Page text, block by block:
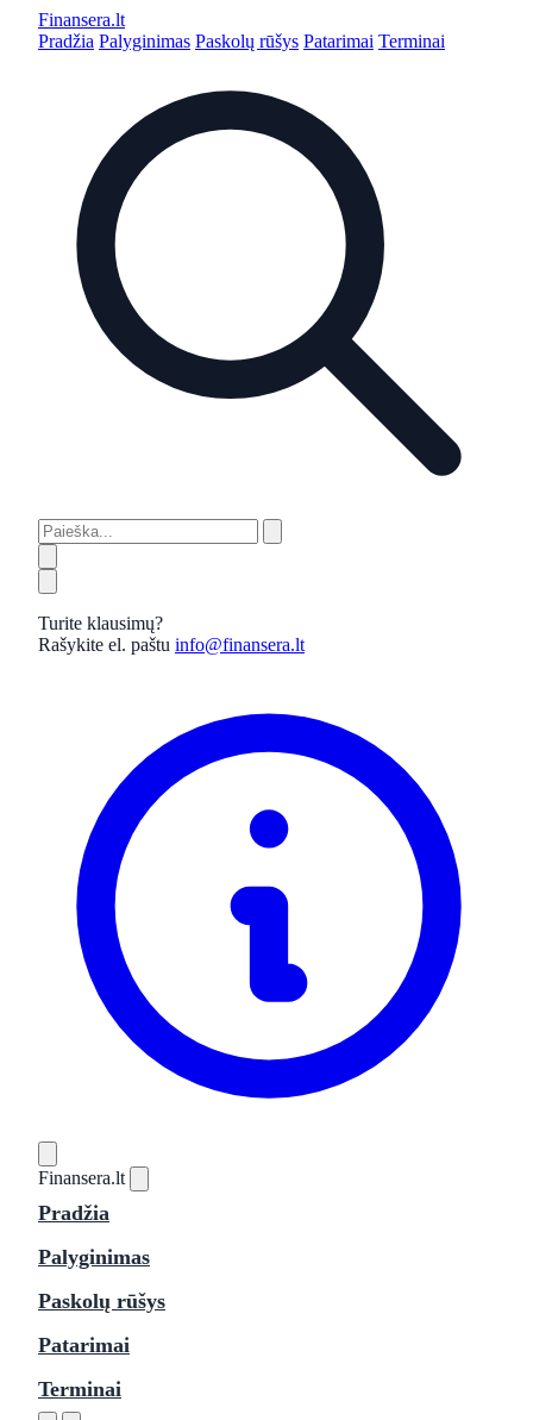
Finansera.lt
Pradžia Palyginimas Paskolų rūšys Patarimai Terminai
Turite klausimų?
Rašykite el. paštu info@finansera.lt
Finansera.lt
Pradžia
Palyginimas
Paskolų rūšys
Patarimai
Terminai